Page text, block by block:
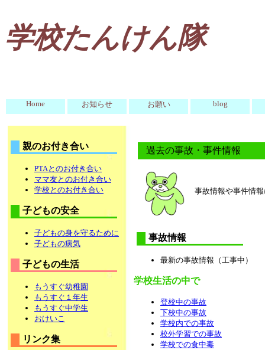
学校たんけん隊
Home お知らせ お願い blog
親のお付き合い
PTAとのお付き合い
ママ友とのお付き合い
学校とのお付き合い
子どもの安全
子どもの身を守るために
子どもの病気
子どもの生活
もうすぐ幼稚園
もうすぐ１年生
もうすぐ中学生
おけいこ
リンク集
過去の事故・事件情報
事故情報や事件情
事故情報
最新の事故情報（工事中）
学校生活の中で
登校中の事故
下校中の事故
学校内での事故
校外学習での事故
学校での食中毒